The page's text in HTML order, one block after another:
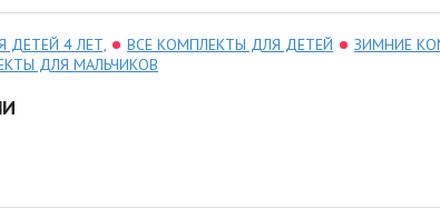
ДЕТЕЙ 4 ЛЕТ, ВСЕ КОМПЛЕКТЫ ДЛЯ ДЕТЕЙ ЗИМНИЕ
ДЛЯ МАЛЬЧИКОВ